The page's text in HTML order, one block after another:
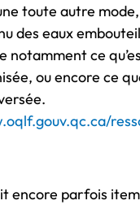
toute autre mode,
des eaux
notamment ce
ou encore ce
encore parfois item